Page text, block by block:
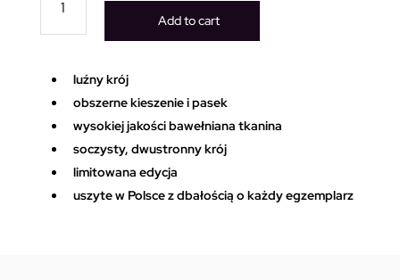
fioletowo
niebieskie
quantity
Add to cart
luźny krój
obszerne kieszenie i pasek
wysokiej jakości bawełniana tkanina
soczysty, dwustronny krój
limitowana edycja
uszyte w Polsce z dbałością o każdy egzemplarz